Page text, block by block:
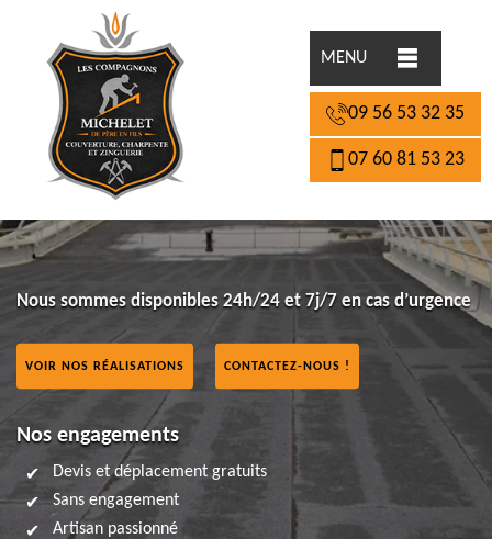
MENU
09 56 53 32 35
07 60 81 53 23
Nous sommes disponibles 24h/24 et 7j/7 en cas d’urgence
VOIR NOS RÉALISATIONS CONTACTEZ-NOUS !
Nos engagements
Devis et déplacement gratuits
Sans engagement
Artisan passionné